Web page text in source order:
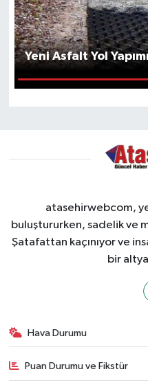
Yeni Asfalt Yol
atasehirwebcom,
buluştururken, sadelik ve
Şatafattan kaçınıyor ve
bir
Hava Durumu
Puan Durumu ve Fikstür